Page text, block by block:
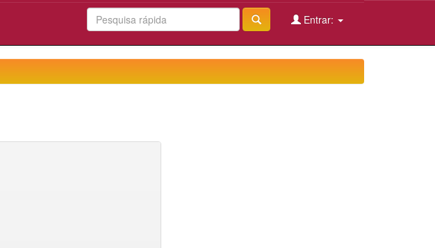
Entrar: